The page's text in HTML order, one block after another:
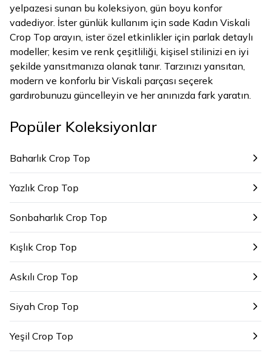
yelpazesi sunan bu koleksiyon, gün boyu konfor
vadediyor. İster günlük kullanım için sade Kadın Viskali
Crop Top arayın, ister özel etkinlikler için parlak detaylı
modeller; kesim ve renk çeşitliliği, kişisel stilinizi en iyi
şekilde yansıtmanıza olanak tanır. Tarzınızı yansıtan,
modern ve konforlu bir Viskali parçası seçerek
gardırobunuzu güncelleyin ve her anınızda fark yaratın.
Popüler Koleksiyonlar
Baharlık Crop Top
Yazlık Crop Top
Sonbaharlık Crop Top
Kışlık Crop Top
Askılı Crop Top
Siyah Crop Top
Yeşil Crop Top